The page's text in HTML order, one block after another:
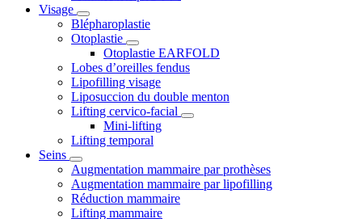
Visage
Blépharoplastie
Otoplastie
Otoplastie EARFOLD
Lobes d’oreilles fendus
Lipofilling visage
Liposuccion du double menton
Lifting cervico-facial
Mini-lifting
Lifting temporal
Seins
Augmentation mammaire par prothèses
Augmentation mammaire par lipofilling
Réduction mammaire
Lifting mammaire